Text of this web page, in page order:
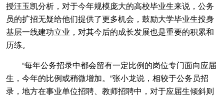
授汪玉凯分析，对于今年规模庞大的高校毕业生来说，公务
员的扩招无疑给他们提供了更多机会，鼓励大学毕业生投身
基层一线建功立业，对其今后的成长发展也是重要的积累和
历练。
“每年公务招录中都会留有一定比例的岗位专门面向应届
生，今年的比例或稍微增加。”张小龙说，相较于公务员招
录，地方在事业单位招聘、教师招聘中，对于应届生倾斜则